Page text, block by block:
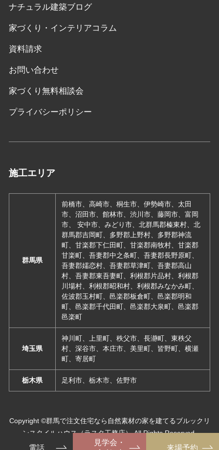
ナチュラル建築ブログ
家づくり・インテリアコラム
資料請求
お問い合わせ
家づくり無料相談会
プライバシーポリシー
施工エリア
群馬県
前橋市、高崎市、桐生市、伊勢崎市、太田
市、沼田市、館林市、渋川市、藤岡市、富岡
市、 安中市、みどり市、北群馬郡榛東村、北
群馬郡吉岡町、多野郡上野村、多野郡神流
町、甘楽郡下仁田町、甘楽郡南牧村、甘楽郡
甘楽町、吾妻郡中之条町、吾妻郡長野原町、
吾妻郡嬬恋村、吾妻郡草津町、吾妻郡高山
村、吾妻郡東吾妻町、利根郡片品村、利根郡
川場村、利根郡昭和村、利根郡みなかみ町、
佐波郡玉村町、邑楽郡板倉町、邑楽郡明和
町、邑楽郡千代田町、邑楽郡大泉町、邑楽郡
邑楽町
埼玉県
神川町、上里町、秩父市、長瀞町、東秩父
村、深谷市、本庄市、美里町、皆野町、横瀬
町、寄居町
栃木県 足利市、栃木市、佐野市
Copyright ©群馬で注文住宅なら自然素材の家を建てるブルックリ
ンスタイルハウス（ラスタ工務店） All Rights Reserved.
電話
見学会・
来場予約